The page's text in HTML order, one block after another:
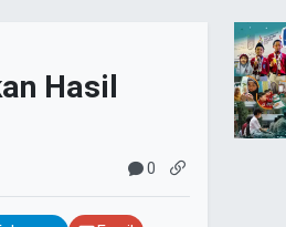
Hasil
0